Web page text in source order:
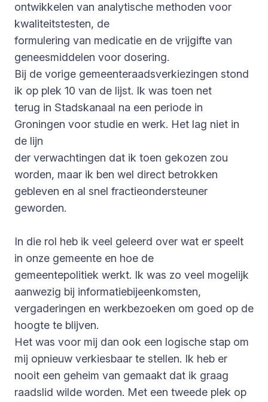
ontwikkelen van analytische methoden voor
kwaliteitstesten, de
formulering van medicatie en de vrijgifte van
geneesmiddelen voor dosering.
Bij de vorige gemeenteraadsverkiezingen stond
ik op plek 10 van de lijst. Ik was toen net
terug in Stadskanaal na een periode in
Groningen voor studie en werk. Het lag niet in
de lijn
der verwachtingen dat ik toen gekozen zou
worden, maar ik ben wel direct betrokken
gebleven en al snel fractieondersteuner
geworden.
In die rol heb ik veel geleerd over wat er speelt
in onze gemeente en hoe de
gemeentepolitiek werkt. Ik was zo veel mogelijk
aanwezig bij informatiebijeenkomsten,
vergaderingen en werkbezoeken om goed op de
hoogte te blijven.
Het was voor mij dan ook een logische stap om
mij opnieuw verkiesbaar te stellen. Ik heb er
nooit een geheim van gemaakt dat ik graag
raadslid wilde worden. Met een tweede plek op